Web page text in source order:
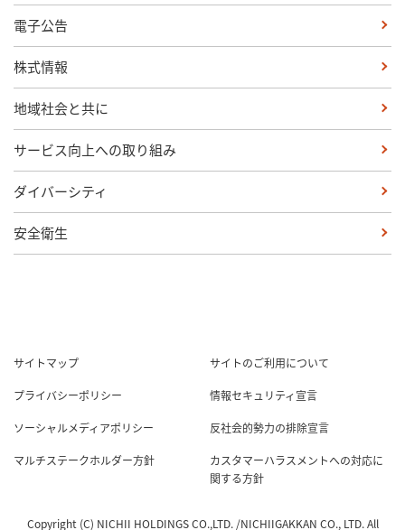
電子公告
株式情報
地域社会と共に
サービス向上への取り組み
ダイバーシティ
安全衛生
サイトマップ
サイトのご利用について
プライバシーポリシー
情報セキュリティ宣言
ソーシャルメディアポリシー
反社会的勢力の排除宣言
マルチステークホルダー方針
カスタマーハラスメントへの対応に
関する方針
Copyright (C) NICHII HOLDINGS CO.,LTD. /NICHIIGAKKAN CO., LTD. All